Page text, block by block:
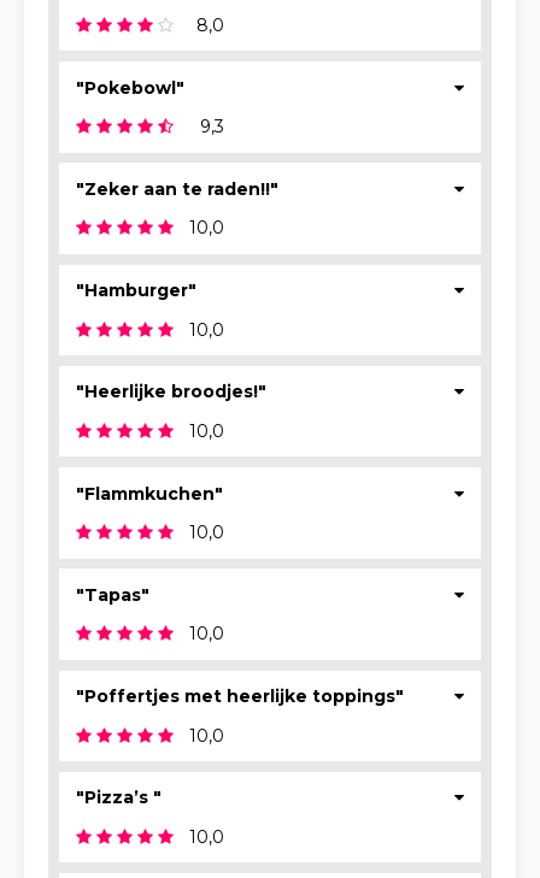
8,0
"Pokebowl"
9,3
"Zeker aan te raden!!"
10,0
"Hamburger"
10,0
"Heerlijke broodjes!"
10,0
"Flammkuchen"
10,0
"Tapas"
10,0
"Poffertjes met heerlijke toppings"
10,0
"Pizza’s "
10,0